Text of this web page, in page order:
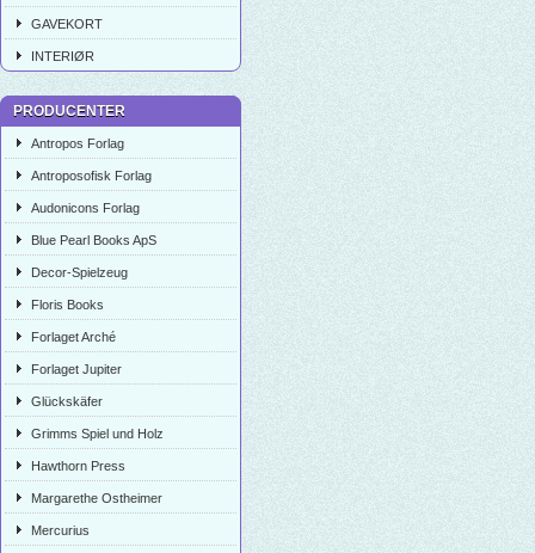
GAVEKORT
INTERIØR
PRODUCENTER
Antropos Forlag
Antroposofisk Forlag
Audonicons Forlag
Blue Pearl Books ApS
Decor-Spielzeug
Floris Books
Forlaget Arché
Forlaget Jupiter
Glückskäfer
Grimms Spiel und Holz
Hawthorn Press
Margarethe Ostheimer
Mercurius